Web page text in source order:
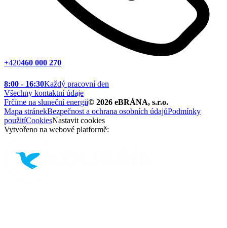
+420460 000 270
8:00 - 16:30Každý pracovní den
Všechny kontaktní údaje
Frčíme na sluneční energii© 2026 eBRÁNA, s.r.o.
Mapa stránekBezpečnost a ochrana osobních údajůPodmínky
použitíCookiesNastavit cookies
Vytvořeno na webové platformě: